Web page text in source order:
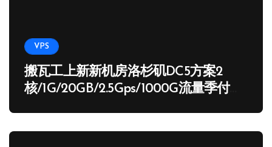
VPS
搬瓦工上新新机房洛杉矶DC5方案2
核/1G/20GB/2.5Gps/1000G流量季付